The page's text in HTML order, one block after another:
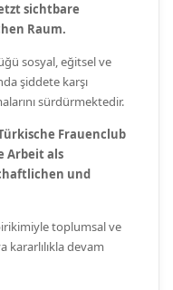
sichtbare
Raum.
sosyal, eğitsel ve
şiddete karşı
sürdürmektedir.
Frauenclub
Arbeit als
und
toplumsal ve
kararlılıkla devam